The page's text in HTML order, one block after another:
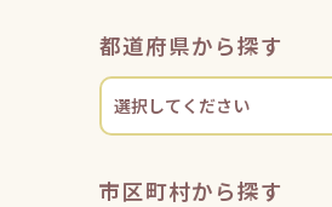
都道府県から探す
市区町村から探す